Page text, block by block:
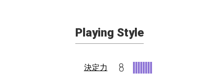
Playing Style
決定力 8